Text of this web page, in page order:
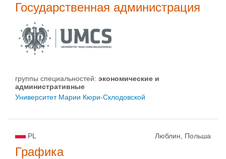
Государственная администрация
группы специальностей: экономические и
административные
Университет Марии Кюри-Склодовской
PL Люблин, Польша
Графика